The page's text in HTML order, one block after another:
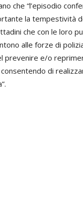
che “l’episodio
la tempestività
che con le loro
alle forze di
prevenire e/o
di